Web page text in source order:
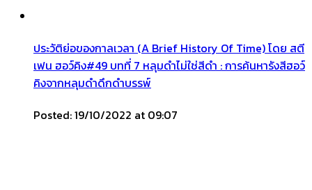
ประวัติย่อของกาลเวลา (A Brief History Of Time) โดย สตี
เฟน ฮอว์คิง#49 บทที่ 7 หลุมดำไม่ใช่สีดำ : การค้นหารังสีฮอว์
คิงจากหลุมดำดึกดำบรรพ์
Posted: 19/10/2022 at 09:07